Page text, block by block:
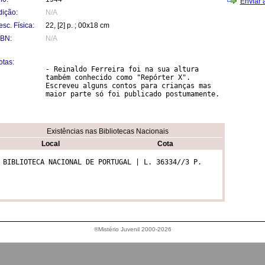
N/A
Física:
22, [2] p. ; 00x18 cm
N/A
- Reinaldo Ferreira foi na sua altura
também conhecido como "Repórter X".
Escreveu alguns contos para crianças mas
maior parte só foi publicado postumamente.
Existências nas Bibliotecas Nacionais
Local
Cota
BIBLIOTECA NACIONAL DE PORTUGAL | L. 36334//3 P.
®Mistério Juvenil 2000-2026